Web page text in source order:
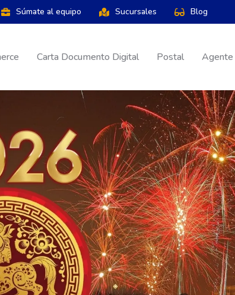
Súmate al equipo Sucursales Blog
Carta Documento Digital Postal Agente